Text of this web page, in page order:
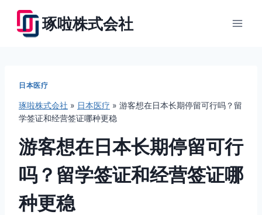
琢啦株式会社
日本医疗
琢啦株式会社 » 日本医疗 » 游客想在日本长期停留可行吗？留
学签证和经营签证哪种更稳
游客想在日本长期停留可行
吗？留学签证和经营签证哪
种更稳